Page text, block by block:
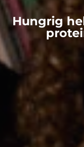
Hungrig